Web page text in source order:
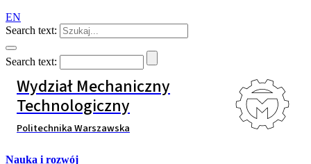
EN
Search text:
Search text:
Wydział Mechaniczny
Technologiczny
Politechnika Warszawska
Nauka i rozwój